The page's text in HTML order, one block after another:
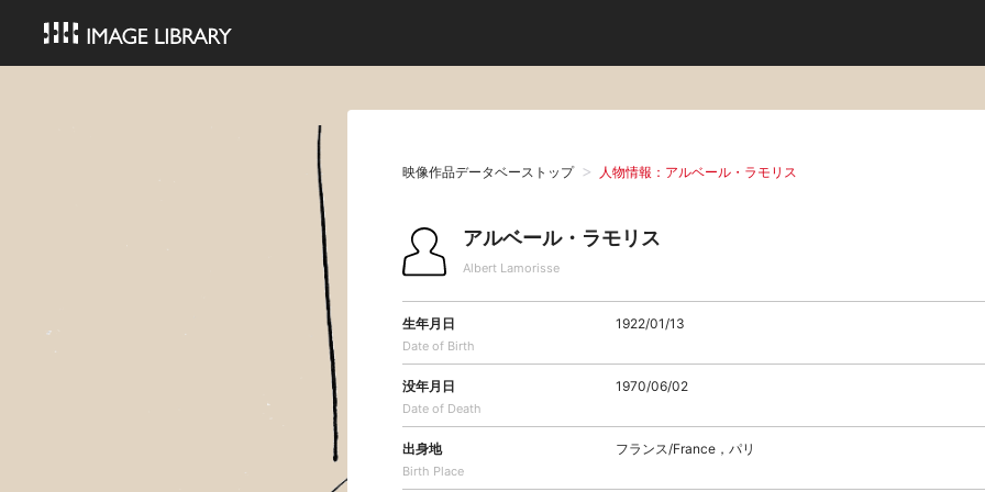
映像作品データベーストップ 人物情報：アルベール・ラモリス
アルベール・ラモリス
Albert Lamorisse
生年月日
Date of Birth
1922/01/13
没年月日
Date of Death
1970/06/02
出身地
Birth Place
フランス/France，パリ